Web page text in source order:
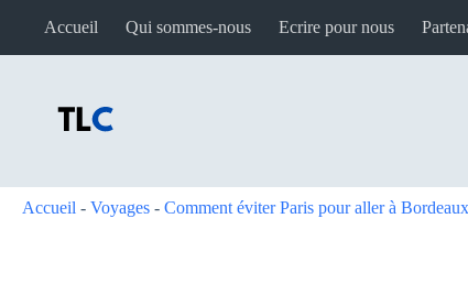
Accueil Qui sommes-nous Ecrire pour nous
Accueil - Voyages - Comment éviter Paris pour aller à